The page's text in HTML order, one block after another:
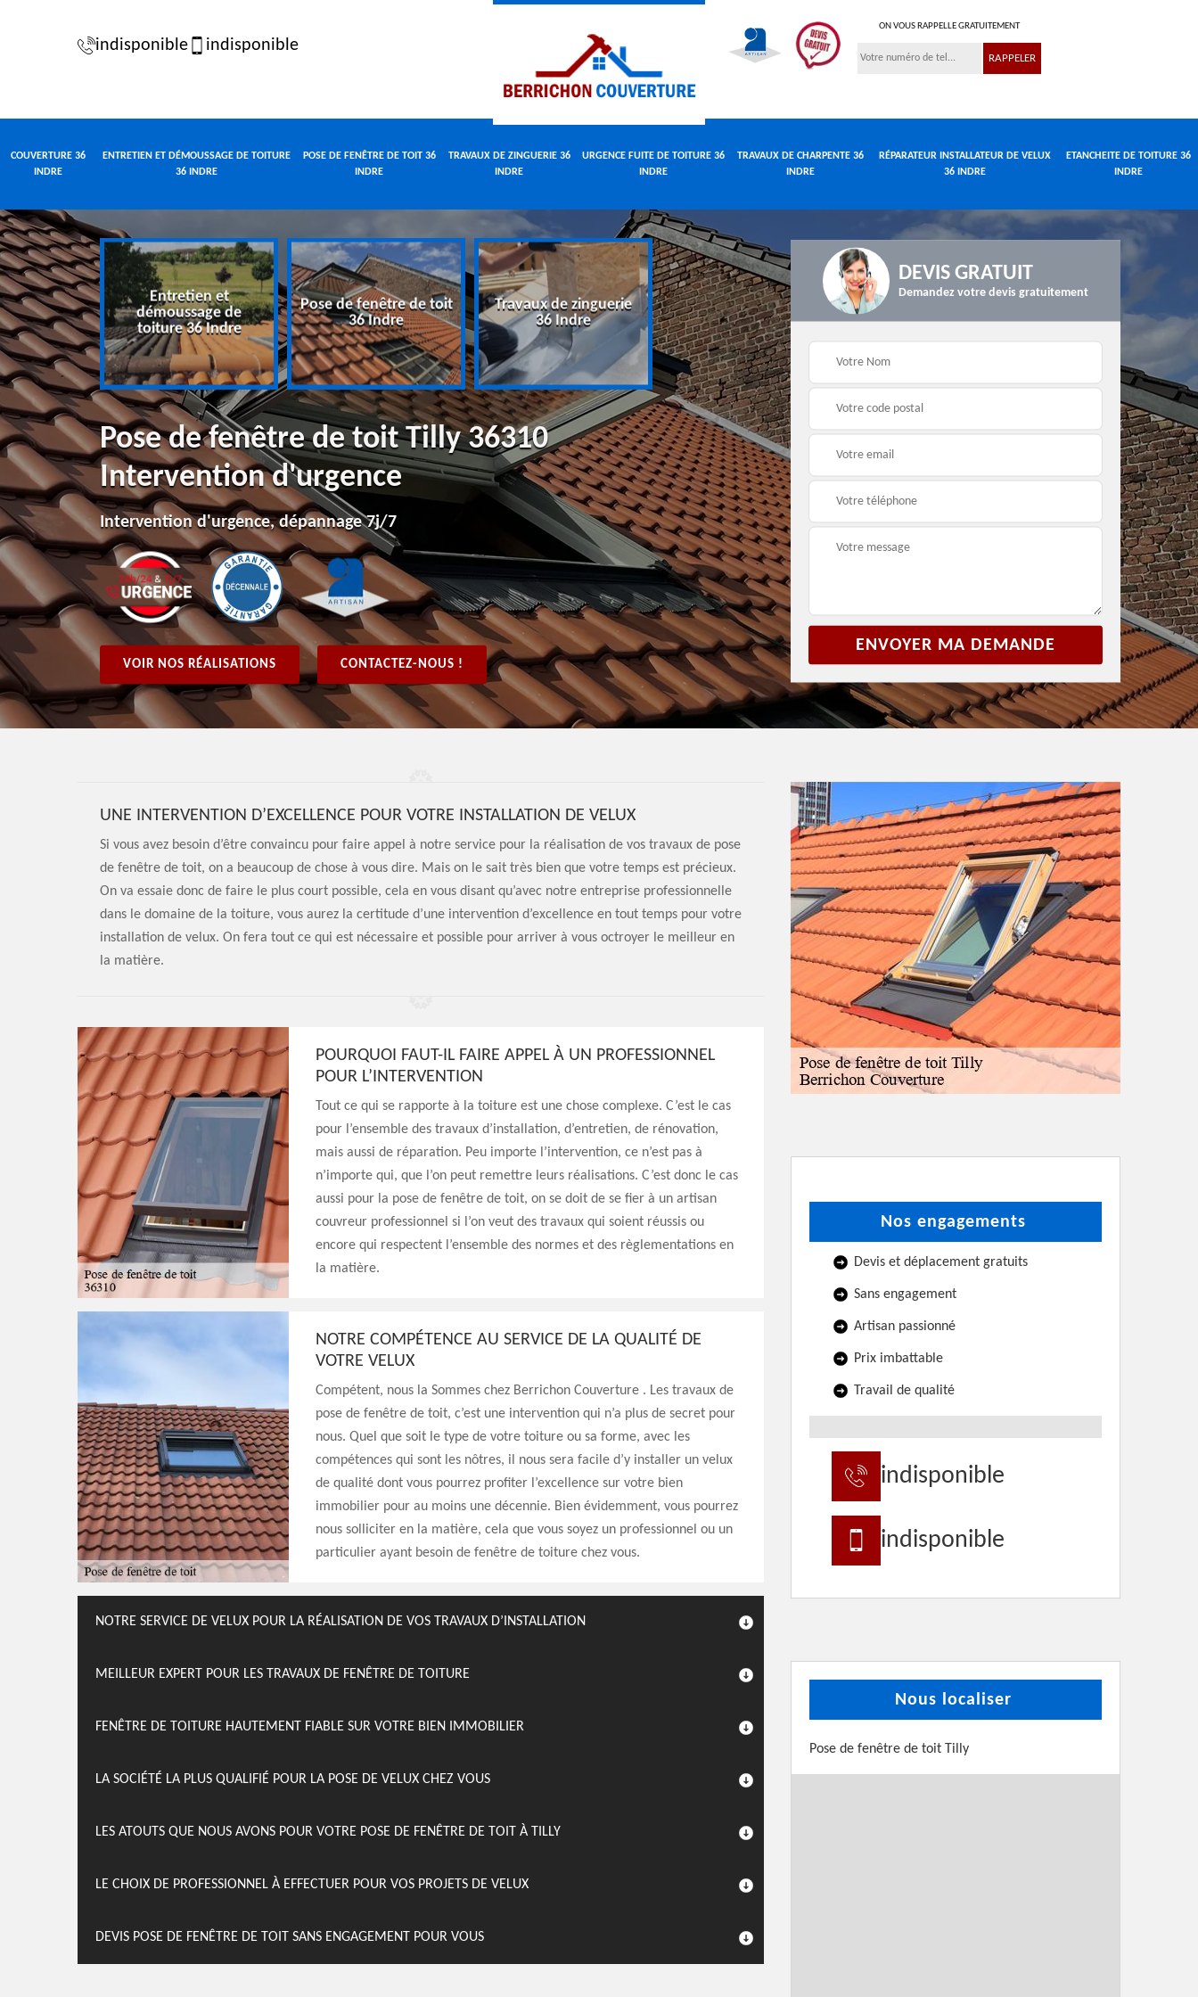
indisponible indisponible
ON VOUS RAPPELLE GRATUITEMENT
COUVERTURE 36
INDRE
ENTRETIEN ET DÉMOUSSAGE DE TOITURE
36 INDRE
POSE DE FENÊTRE DE TOIT 36
INDRE
TRAVAUX DE ZINGUERIE 36
INDRE
URGENCE FUITE DE TOITURE 36
INDRE
TRAVAUX DE CHARPENTE 36
INDRE
RÉPARATEUR INSTALLATEUR DE VELUX
36 INDRE
ETANCHEITE DE TOITURE 36
INDRE
36 Indre
Entretien et
démoussage de
toiture 36 Indre
Pose de fenêtre de toit
36 Indre
Travaux de zinguerie
36 Indre
Urgence fuite de
toiture 36 Indre
Travaux de charpente
36 Indre
Réparateur
installateur de velux
Pose de fenêtre de toit Tilly 36310
Intervention d'urgence
Intervention d'urgence, dépannage 7j/7
VOIR NOS RÉALISATIONS CONTACTEZ-NOUS !
DEVIS GRATUIT
Demandez votre devis gratuitement
UNE INTERVENTION D’EXCELLENCE POUR VOTRE INSTALLATION DE VELUX
Si vous avez besoin d’être convaincu pour faire appel à notre service pour la réalisation de vos travaux de pose
de fenêtre de toit, on a beaucoup de chose à vous dire. Mais on le sait très bien que votre temps est précieux.
On va essaie donc de faire le plus court possible, cela en vous disant qu’avec notre entreprise professionnelle
dans le domaine de la toiture, vous aurez la certitude d’une intervention d’excellence en tout temps pour votre
installation de velux. On fera tout ce qui est nécessaire et possible pour arriver à vous octroyer le meilleur en
la matière.
POURQUOI FAUT-IL FAIRE APPEL À UN PROFESSIONNEL
POUR L’INTERVENTION
Tout ce qui se rapporte à la toiture est une chose complexe. C’est le cas
pour l’ensemble des travaux d’installation, d’entretien, de rénovation,
mais aussi de réparation. Peu importe l’intervention, ce n’est pas à
n’importe qui, que l’on peut remettre leurs réalisations. C’est donc le cas
aussi pour la pose de fenêtre de toit, on se doit de se fier à un artisan
couvreur professionnel si l’on veut des travaux qui soient réussis ou
encore qui respectent l’ensemble des normes et des règlementations en
la matière.
NOTRE COMPÉTENCE AU SERVICE DE LA QUALITÉ DE
VOTRE VELUX
Compétent, nous la Sommes chez Berrichon Couverture . Les travaux de
pose de fenêtre de toit, c’est une intervention qui n’a plus de secret pour
nous. Quel que soit le type de votre toiture ou sa forme, avec les
compétences qui sont les nôtres, il nous sera facile d’y installer un velux
de qualité dont vous pourrez profiter l’excellence sur votre bien
immobilier pour au moins une décennie. Bien évidemment, vous pourrez
nous solliciter en la matière, cela que vous soyez un professionnel ou un
particulier ayant besoin de fenêtre de toiture chez vous.
NOTRE SERVICE DE VELUX POUR LA RÉALISATION DE VOS TRAVAUX D’INSTALLATION
MEILLEUR EXPERT POUR LES TRAVAUX DE FENÊTRE DE TOITURE
FENÊTRE DE TOITURE HAUTEMENT FIABLE SUR VOTRE BIEN IMMOBILIER
LA SOCIÉTÉ LA PLUS QUALIFIÉ POUR LA POSE DE VELUX CHEZ VOUS
LES ATOUTS QUE NOUS AVONS POUR VOTRE POSE DE FENÊTRE DE TOIT À TILLY
LE CHOIX DE PROFESSIONNEL À EFFECTUER POUR VOS PROJETS DE VELUX
DEVIS POSE DE FENÊTRE DE TOIT SANS ENGAGEMENT POUR VOUS
Nos engagements
Devis et déplacement gratuits
Sans engagement
Artisan passionné
Prix imbattable
Travail de qualité
indisponible
indisponible
Nous localiser
Pose de fenêtre de toit Tilly